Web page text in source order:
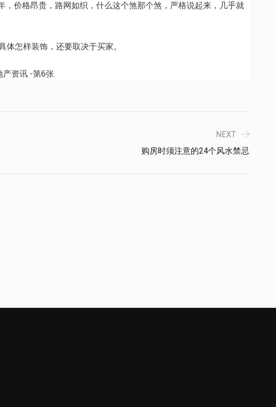
，价格昂贵，路网如织，什么这个煞那个煞，严格说起来，几乎就
怎样装饰，还要取决于买家。
NEXT
购房时须注意的24个风水禁忌